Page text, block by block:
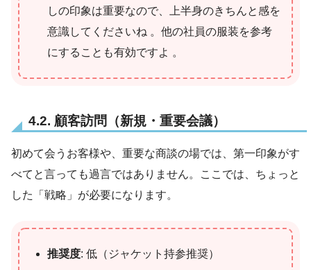
しの印象は重要なので、上半身のきちんと感を
意識してくださいね 。他の社員の服装を参考
にすることも有効ですよ 。
4.2. 顧客訪問（新規・重要会議）
初めて会うお客様や、重要な商談の場では、第一印象がす
べてと言っても過言ではありません。ここでは、ちょっと
した「戦略」が必要になります。
推奨度: 低（ジャケット持参推奨）